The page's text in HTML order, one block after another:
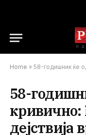
Home » 58-годишник ќе одговара
58-
дејствија